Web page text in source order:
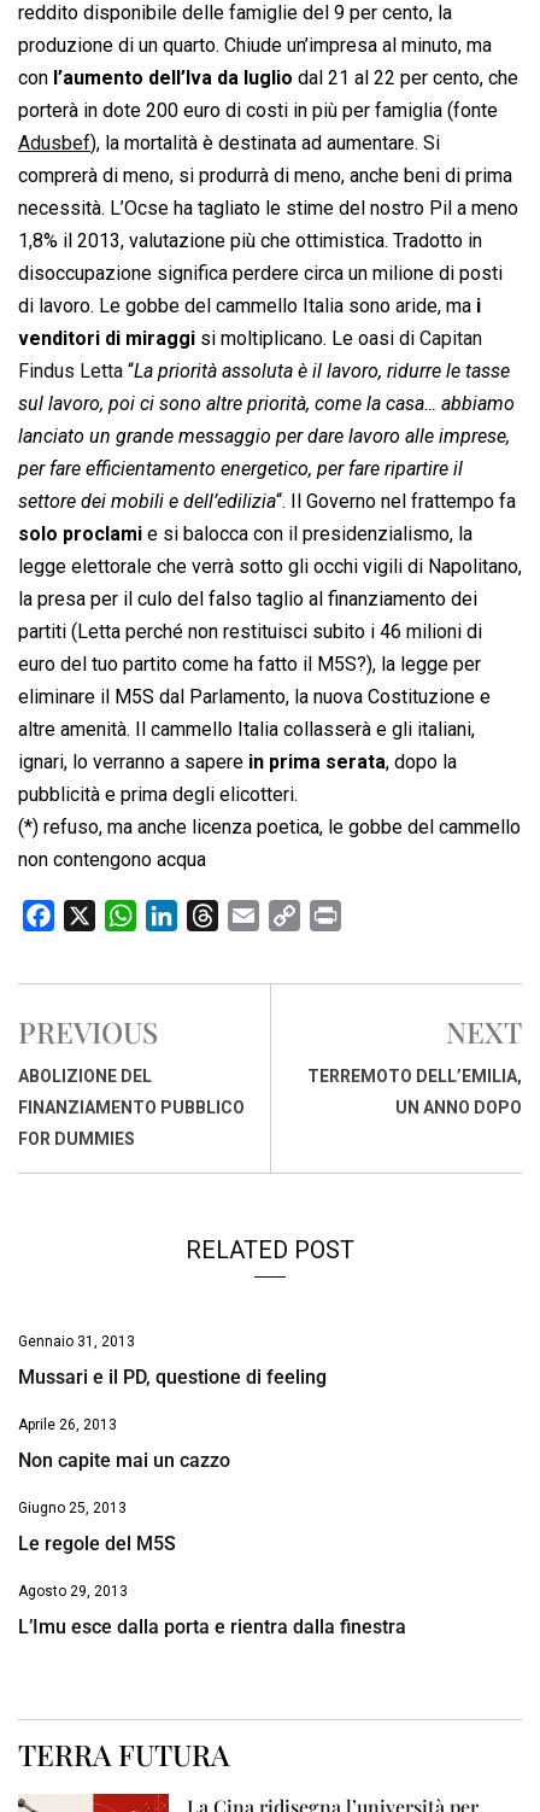
reddito disponibile delle famiglie del 9 per cento, la
produzione di un quarto. Chiude un’impresa al minuto, ma
con l’aumento dell’Iva da luglio dal 21 al 22 per cento, che
porterà in dote 200 euro di costi in più per famiglia (fonte
Adusbef), la mortalità è destinata ad aumentare. Si
comprerà di meno, si produrrà di meno, anche beni di prima
necessità. L’Ocse ha tagliato le stime del nostro Pil a meno
1,8% il 2013, valutazione più che ottimistica. Tradotto in
disoccupazione significa perdere circa un milione di posti
di lavoro. Le gobbe del cammello Italia sono aride, ma i
venditori di miraggi si moltiplicano. Le oasi di Capitan
Findus Letta “La priorità assoluta è il lavoro, ridurre le tasse
sul lavoro, poi ci sono altre priorità, come la casa… abbiamo
lanciato un grande messaggio per dare lavoro alle imprese,
per fare efficientamento energetico, per fare ripartire il
settore dei mobili e dell’edilizia“. Il Governo nel frattempo fa
solo proclami e si balocca con il presidenzialismo, la
legge elettorale che verrà sotto gli occhi vigili di Napolitano,
la presa per il culo del falso taglio al finanziamento dei
partiti (Letta perché non restituisci subito i 46 milioni di
euro del tuo partito come ha fatto il M5S?), la legge per
eliminare il M5S dal Parlamento, la nuova Costituzione e
altre amenità. Il cammello Italia collasserà e gli italiani,
ignari, lo verranno a sapere in prima serata, dopo la
pubblicità e prima degli elicotteri.
(*) refuso, ma anche licenza poetica, le gobbe del cammello
non contengono acqua
c
b
o
o
k
W
a
s
A
p
n
I
r
s
a
p
i
PREVIOUS
ABOLIZIONE DEL
FINANZIAMENTO PUBBLICO
FOR DUMMIES
NEXT
TERREMOTO DELL’EMILIA,
UN ANNO DOPO
RELATED POST
Gennaio 31, 2013
Mussari e il PD, questione di feeling
Aprile 26, 2013
Non capite mai un cazzo
Giugno 25, 2013
Le regole del M5S
Agosto 29, 2013
L’Imu esce dalla porta e rientra dalla finestra
TERRA FUTURA